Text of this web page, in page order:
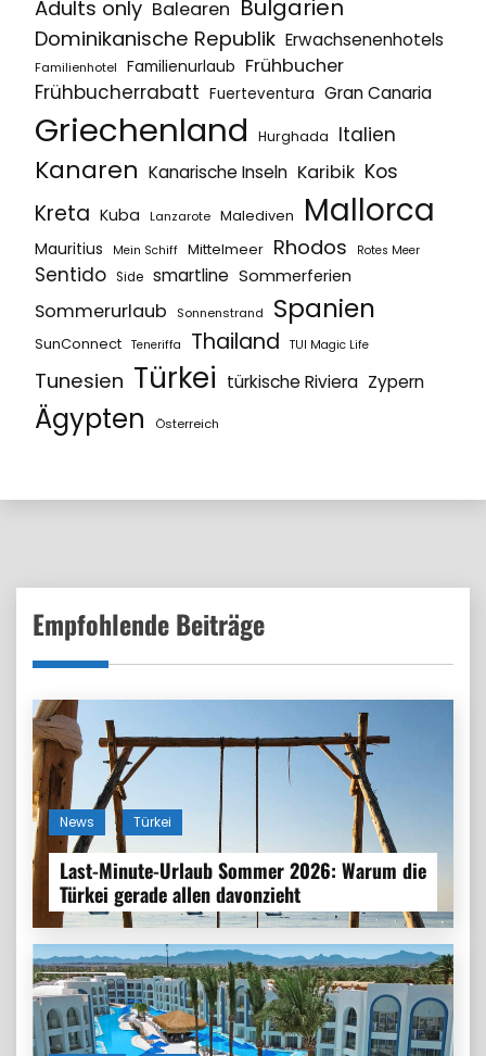
Adults only Balearen Bulgarien
Dominikanische Republik Erwachsenenhotels
Familienhotel Familienurlaub Frühbucher
Frühbucherrabatt Fuerteventura Gran Canaria
Griechenland Hurghada Italien
Kanaren Kanarische Inseln Karibik Kos
Kreta Kuba Lanzarote Malediven Mallorca
Mauritius Mein Schiff Mittelmeer Rhodos Rotes Meer
Sentido Side smartline Sommerferien
Sommerurlaub Sonnenstrand Spanien
SunConnect Teneriffa Thailand TUI Magic Life
Tunesien Türkei türkische Riviera Zypern
Ägypten Österreich
Empfohlende Beiträge
News Türkei
Last-Minute-Urlaub Sommer 2026: Warum die
Türkei gerade allen davonzieht